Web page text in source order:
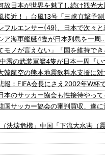
決壊危機」中国「下流大水害（